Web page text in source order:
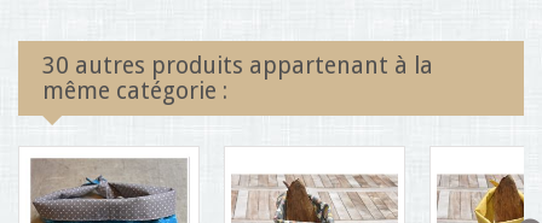
30 autres produits appartenant à la
même catégorie :